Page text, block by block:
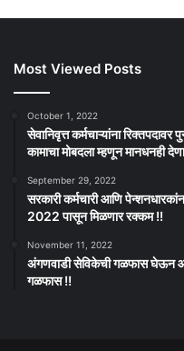
Most Viewed Posts
October 1, 2022
सेवानिवृत्त कर्मचाऱ्यांना
कामाचा मोबदला म्हणून मानधनही
September 29, 2022
सरकारी कर्मचारी आणि
2022 पासून मिळणार रक्कम !!
November 11, 2022
अंगणवाडी सेविकेची गळफास घेऊन
गळफास !!